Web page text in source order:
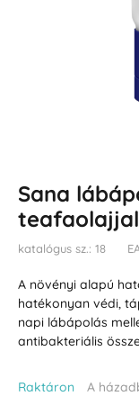
Sana
teafaolajjal
katalógus sz.: 18
A növényi alapú
hatékonyan védi,
napi lábápolás
antibakteriális
Raktáron A